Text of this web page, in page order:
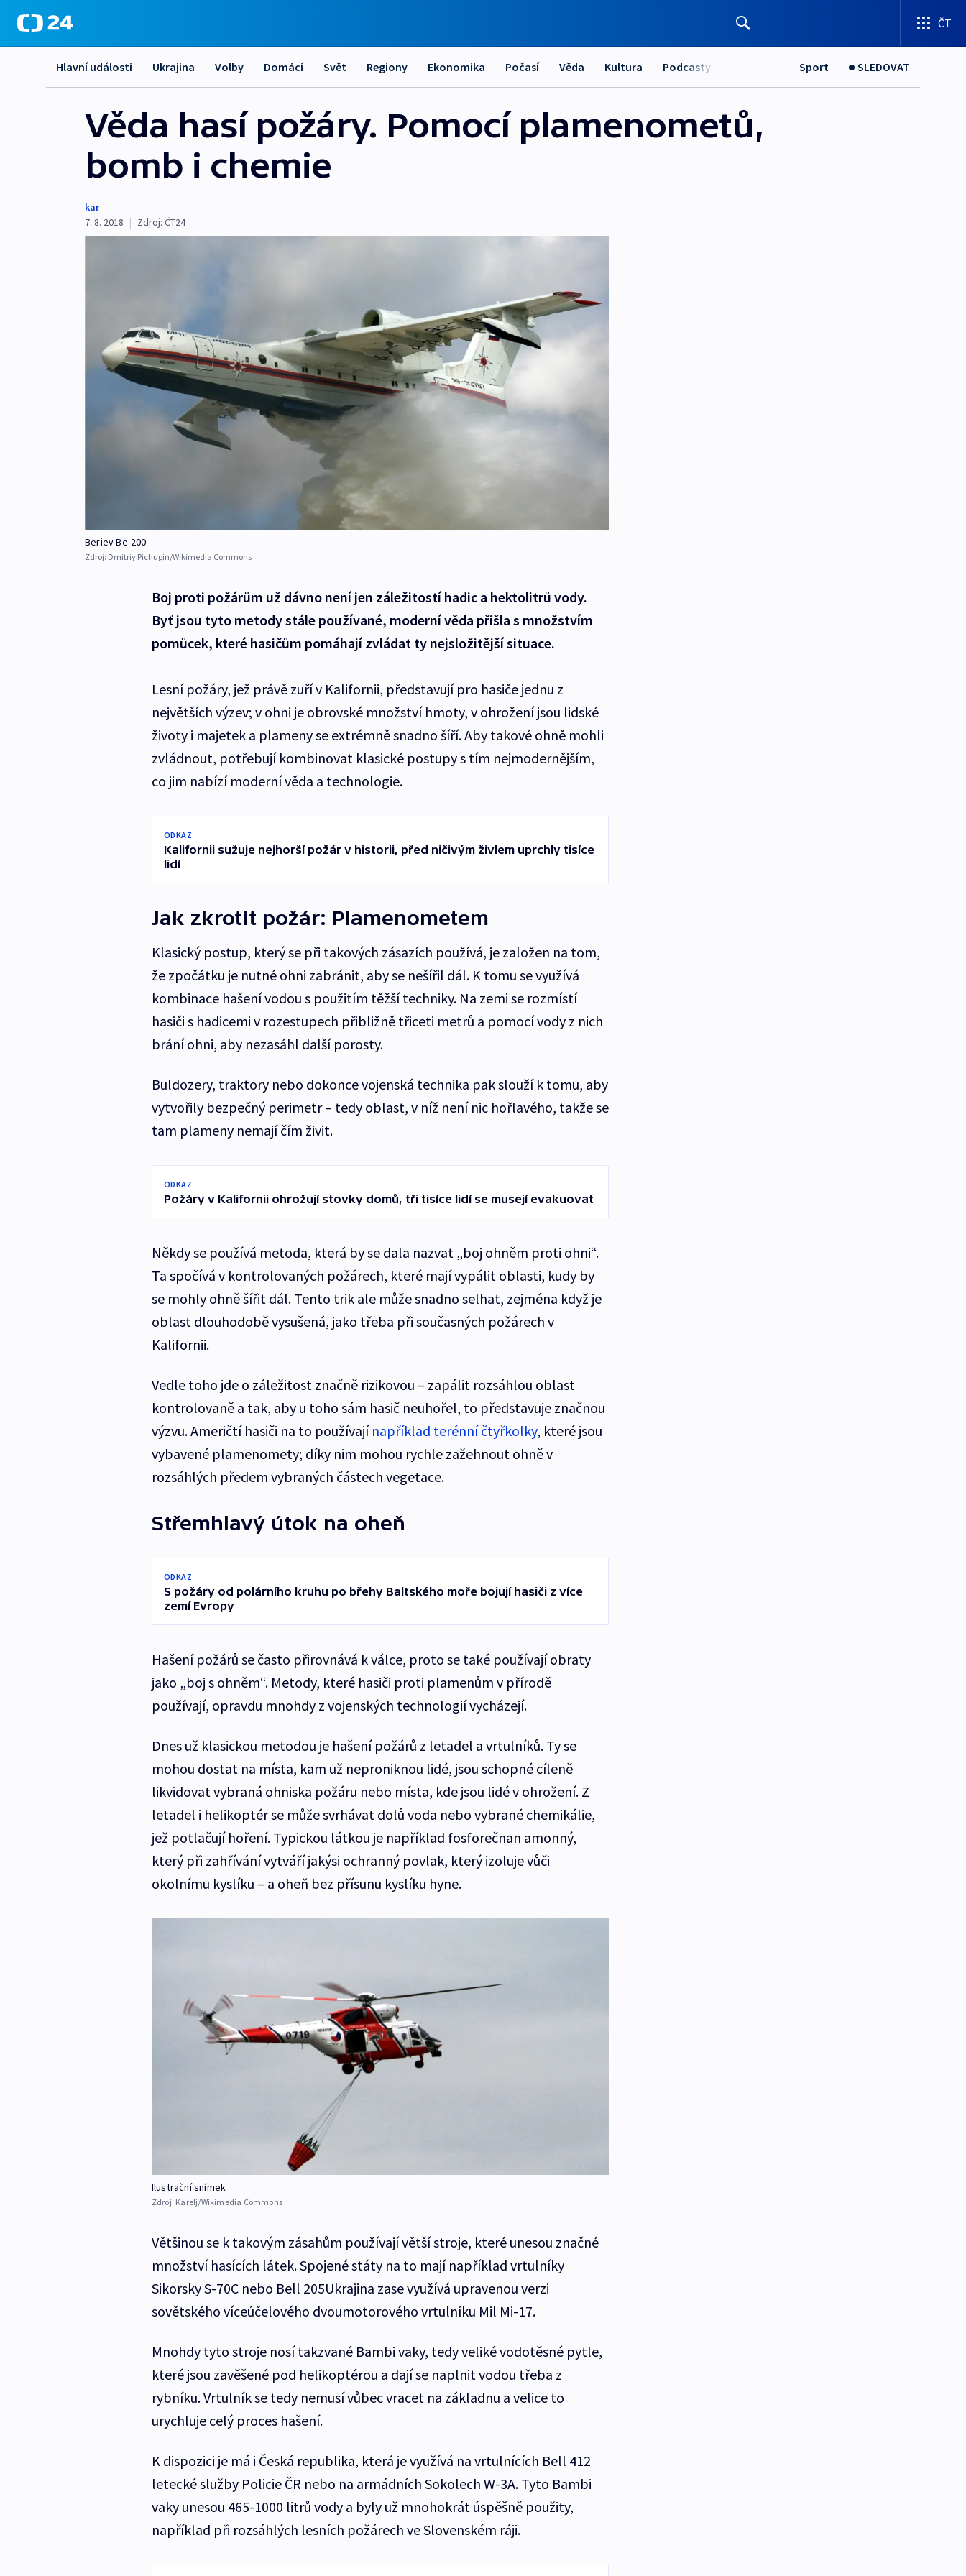
ČT
Hlavní události Ukrajina Volby Domácí Svět Regiony Ekonomika Počasí Věda Kultura Podcasty Sport SLEDOVAT
Věda hasí požáry. Pomocí plamenometů,
bomb i chemie
kar
7. 8. 2018 | Zdroj: ČT24
Beriev Be-200
Zdroj: Dmitriy Pichugin/Wikimedia Commons
Boj proti požárům už dávno není jen záležitostí hadic a hektolitrů vody.
Byť jsou tyto metody stále používané, moderní věda přišla s množstvím
pomůcek, které hasičům pomáhají zvládat ty nejsložitější situace.
Lesní požáry, jež právě zuří v Kalifornii, představují pro hasiče jednu z
největších výzev; v ohni je obrovské množství hmoty, v ohrožení jsou lidské
životy i majetek a plameny se extrémně snadno šíří. Aby takové ohně mohli
zvládnout, potřebují kombinovat klasické postupy s tím nejmodernějším,
co jim nabízí moderní věda a technologie.
ODKAZ
Kalifornii sužuje nejhorší požár v historii, před ničivým živlem uprchly tisíce
lidí
Jak zkrotit požár: Plamenometem
Klasický postup, který se při takových zásazích používá, je založen na tom,
že zpočátku je nutné ohni zabránit, aby se nešířil dál. K tomu se využívá
kombinace hašení vodou s použitím těžší techniky. Na zemi se rozmístí
hasiči s hadicemi v rozestupech přibližně třiceti metrů a pomocí vody z nich
brání ohni, aby nezasáhl další porosty.
Buldozery, traktory nebo dokonce vojenská technika pak slouží k tomu, aby
vytvořily bezpečný perimetr – tedy oblast, v níž není nic hořlavého, takže se
tam plameny nemají čím živit.
ODKAZ
Požáry v Kalifornii ohrožují stovky domů, tři tisíce lidí se musejí evakuovat
Někdy se používá metoda, která by se dala nazvat „boj ohněm proti ohni“.
Ta spočívá v kontrolovaných požárech, které mají vypálit oblasti, kudy by
se mohly ohně šířit dál. Tento trik ale může snadno selhat, zejména když je
oblast dlouhodobě vysušená, jako třeba při současných požárech v
Kalifornii.
Vedle toho jde o záležitost značně rizikovou – zapálit rozsáhlou oblast
kontrolovaně a tak, aby u toho sám hasič neuhořel, to představuje značnou
výzvu. Američtí hasiči na to používají například terénní čtyřkolky, které jsou
vybavené plamenomety; díky nim mohou rychle zažehnout ohně v
rozsáhlých předem vybraných částech vegetace.
Střemhlavý útok na oheň
ODKAZ
S požáry od polárního kruhu po břehy Baltského moře bojují hasiči z více
zemí Evropy
Hašení požárů se často přirovnává k válce, proto se také používají obraty
jako „boj s ohněm“. Metody, které hasiči proti plamenům v přírodě
používají, opravdu mnohdy z vojenských technologií vycházejí.
Dnes už klasickou metodou je hašení požárů z letadel a vrtulníků. Ty se
mohou dostat na místa, kam už neproniknou lidé, jsou schopné cíleně
likvidovat vybraná ohniska požáru nebo místa, kde jsou lidé v ohrožení. Z
letadel i helikoptér se může svrhávat dolů voda nebo vybrané chemikálie,
jež potlačují hoření. Typickou látkou je například fosforečnan amonný,
který při zahřívání vytváří jakýsi ochranný povlak, který izoluje vůči
okolnímu kyslíku – a oheň bez přísunu kyslíku hyne.
Ilustrační snímek
Zdroj: Karelj/Wikimedia Commons
Většinou se k takovým zásahům používají větší stroje, které unesou značné
množství hasících látek. Spojené státy na to mají například vrtulníky
Sikorsky S-70C nebo Bell 205Ukrajina zase využívá upravenou verzi
sovětského víceúčelového dvoumotorového vrtulníku Mil Mi-17.
Mnohdy tyto stroje nosí takzvané Bambi vaky, tedy veliké vodotěsné pytle,
které jsou zavěšené pod helikoptérou a dají se naplnit vodou třeba z
rybníku. Vrtulník se tedy nemusí vůbec vracet na základnu a velice to
urychluje celý proces hašení.
K dispozici je má i Česká republika, která je využívá na vrtulnících Bell 412
letecké služby Policie ČR nebo na armádních Sokolech W-3A. Tyto Bambi
vaky unesou 465-1000 litrů vody a byly už mnohokrát úspěšně použity,
například při rozsáhlých lesních požárech ve Slovenském ráji.